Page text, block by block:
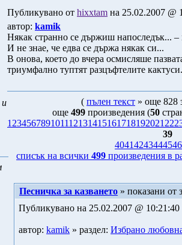
и
Публикувано от hixxtam на 25.02.2007 @
автор: kamik
Някак странно се държиш напоследък... –
И не знае, че едва се държа някак си...
В онова, което до вчера осмисляше
триумфално туптят разцъфтелите кактуси.
( пълен текст » още 828
още 499произведения (50
1 23456789101112131415161718192021 22
39
40414243444546
списък на всички 499 произведения в
Песничка за казването » показани от
Публикувано на 25.02.2007 @ 10:21:40
автор: kamik » раздел: Избрано